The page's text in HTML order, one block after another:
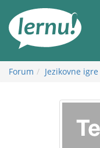
vsebini
Forum Jezikovne igre